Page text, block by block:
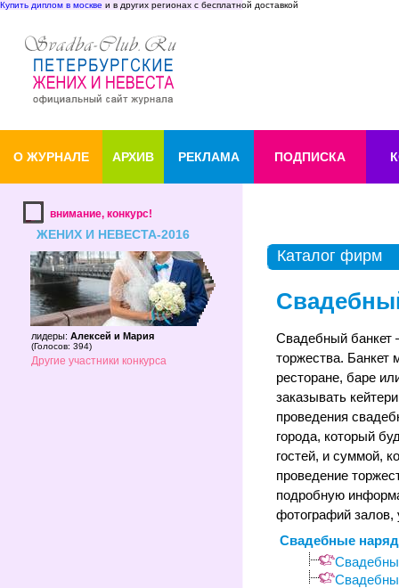
Купить диплом в москве и в других регионах с бесплатной доставкой
О ЖУРНАЛЕ АРХИВ РЕКЛАМА ПОДПИСКА
внимание, конкурс!
ЖЕНИХ И НЕВЕСТА-2016
лидеры: Алексей и Мария
(Голосов: 394)
Другие участники конкурса
Каталог фирм
Свадебный банкет
торжества. Банкет
ресторане, баре
заказывать
проведения
города, который
гостей, и суммой,
проведение
подробную
фотографий залов,
Свадебные